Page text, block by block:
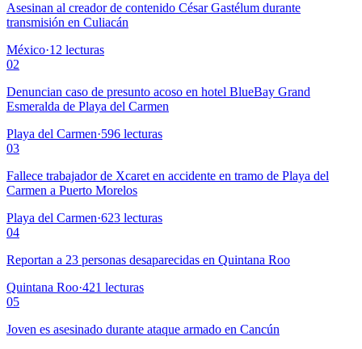
Asesinan al creador de contenido César Gastélum durante
transmisión en Culiacán
México·12 lecturas
02
Denuncian caso de presunto acoso en hotel BlueBay Grand
Esmeralda de Playa del Carmen
Playa del Carmen·596 lecturas
03
Fallece trabajador de Xcaret en accidente en tramo de Playa del
Carmen a Puerto Morelos
Playa del Carmen·623 lecturas
04
Reportan a 23 personas desaparecidas en Quintana Roo
Quintana Roo·421 lecturas
05
Joven es asesinado durante ataque armado en Cancún